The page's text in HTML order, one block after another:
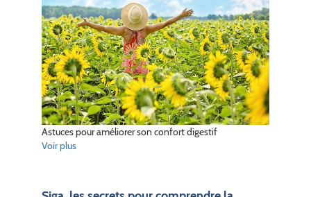
Astuces pour améliorer son confort digestif
Voir plus